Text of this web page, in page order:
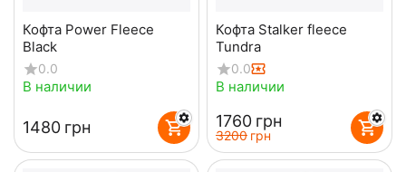
Кофта Power Fleece
Black
0.0
В наличии
‍1480‍ грн
Кофта Stalker fleece
Tundra
0.0
В наличии
‍1760‍ грн
‍3200‍ грн